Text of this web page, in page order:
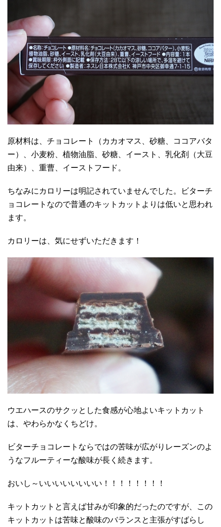
原材料は、チョコレート（カカオマス、砂糖、ココアバタ
ー）、小麦粉、植物油脂、砂糖、イースト、乳化剤（大豆
由来）、重曹、イーストフード。
ちなみにカロリーは明記されていませんでした。ビターチ
ョコレートなので普通のキットカットよりは低いと思われ
ます。
カロリーは、気にせずいただきます！
ウエハースのサクッとした食感が心地よいキットカット
は、やわらかなくちどけ。
ビターチョコレートならではの苦味が広がりレーズンのよ
うなフルーティーな酸味が長く続きます。
おいし～いいいいいいいい！！！！！！！！
キットカットと言えば甘みが印象的だったのですが、この
キットカットは苦味と酸味のバランスと主張がすばらし